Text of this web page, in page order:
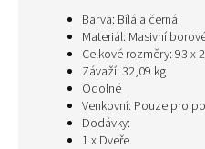
Barva: Bílá a černá
Materiál: Masivní
Celkové rozměry: 93 x
Závaží: 32,09 kg
Odolné
Venkovní: Pouze pro
Dodávky:
1 x Dveře